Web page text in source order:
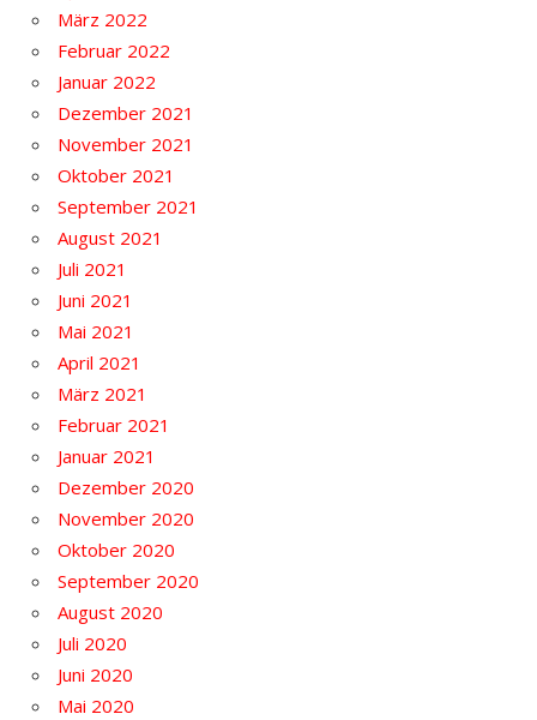
März 2022
Februar 2022
Januar 2022
Dezember 2021
November 2021
Oktober 2021
September 2021
August 2021
Juli 2021
Juni 2021
Mai 2021
April 2021
März 2021
Februar 2021
Januar 2021
Dezember 2020
November 2020
Oktober 2020
September 2020
August 2020
Juli 2020
Juni 2020
Mai 2020